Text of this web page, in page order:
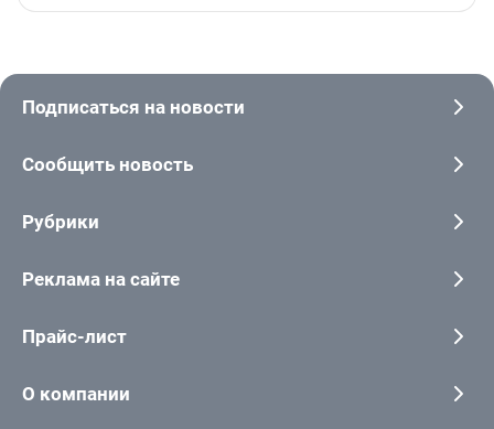
Подписаться на новости
Сообщить новость
Рубрики
Реклама на сайте
Прайс-лист
О компании